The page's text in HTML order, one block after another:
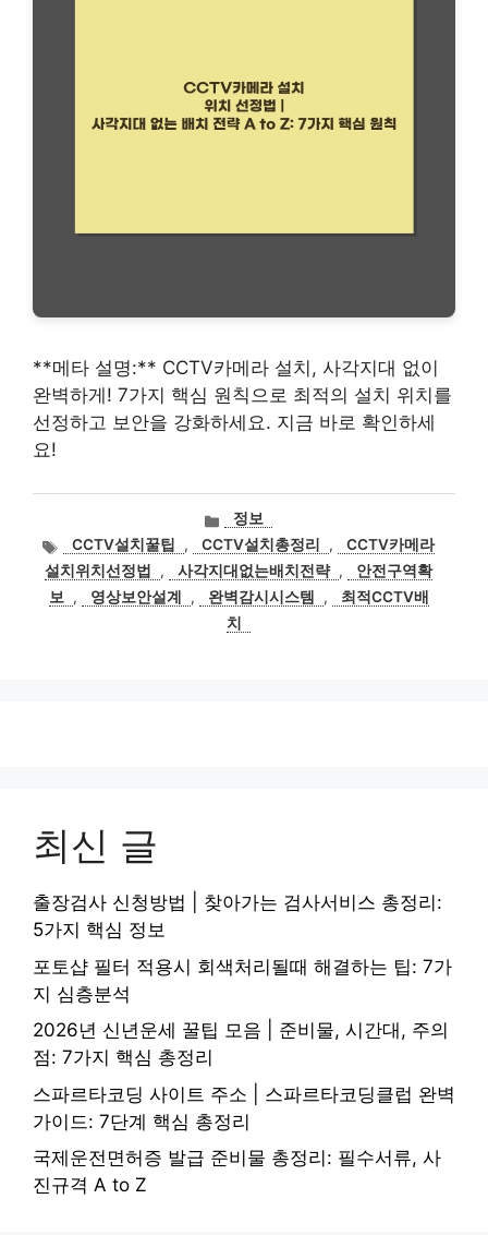
**메타 설명:** CCTV카메라 설치, 사각지대 없이
완벽하게! 7가지 핵심 원칙으로 최적의 설치 위치를
선정하고 보안을 강화하세요. 지금 바로 확인하세
요!
카
테
고
리
정보
태
그
CCTV설치꿀팁 , CCTV설치총정리 ,
CCTV카메라
설치위치선정법
, 사각지대없는배치전략 ,
안전구역확
보
, 영상보안설계 , 완벽감시시스템 ,
최적CCTV배
치
최신 글
출장검사 신청방법 | 찾아가는 검사서비스 총정리:
5가지 핵심 정보
포토샵 필터 적용시 회색처리될때 해결하는 팁: 7가
지 심층분석
2026년 신년운세 꿀팁 모음 | 준비물, 시간대, 주의
점: 7가지 핵심 총정리
스파르타코딩 사이트 주소 | 스파르타코딩클럽 완벽
가이드: 7단계 핵심 총정리
국제운전면허증 발급 준비물 총정리: 필수서류, 사
진규격 A to Z